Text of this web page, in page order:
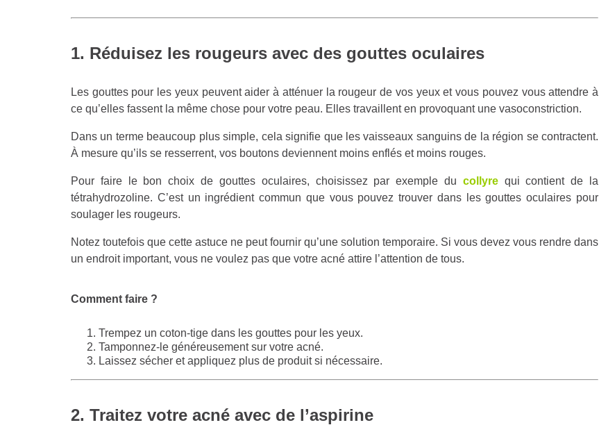
1. Réduisez les rougeurs avec des gouttes oculaires
Les gouttes pour les yeux peuvent aider à atténuer la rougeur de vos yeux et vous pouvez vous attendre à
ce qu’elles fassent la même chose pour votre peau. Elles travaillent en provoquant une vasoconstriction.
Dans un terme beaucoup plus simple, cela signifie que les vaisseaux sanguins de la région se contractent.
À mesure qu’ils se resserrent, vos boutons deviennent moins enflés et moins rouges.
Pour faire le bon choix de gouttes oculaires, choisissez par exemple du collyrequi contient de la
tétrahydrozoline. C’est un ingrédient commun que vous pouvez trouver dans les gouttes oculaires pour
soulager les rougeurs.
Notez toutefois que cette astuce ne peut fournir qu’une solution temporaire. Si vous devez vous rendre dans
un endroit important, vous ne voulez pas que votre acné attire l’attention de tous.
Comment faire ?
Trempez un coton-tige dans les gouttes pour les yeux.
Tamponnez-le généreusement sur votre acné.
Laissez sécher et appliquez plus de produit si nécessaire.
2. Traitez votre acné avec de l’aspirine